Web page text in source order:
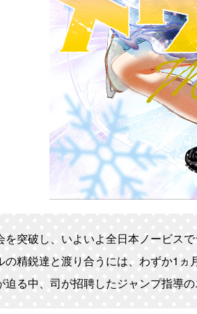
突破し、いよいよ全日本ノービス
の精鋭達と渡り合うには、わずか1ヵ
迫る中、司が招聘したジャンプ指導